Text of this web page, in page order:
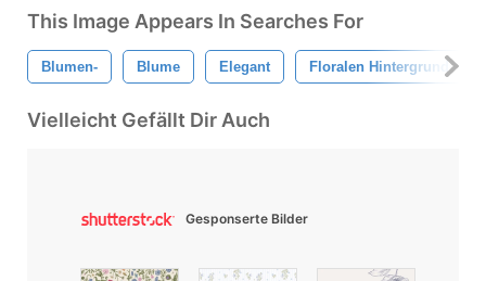
This Image Appears In Searches For
Blumen- Blume Elegant Floralen Hintergrund
Vielleicht Gefällt Dir Auch
Gesponserte Bilder